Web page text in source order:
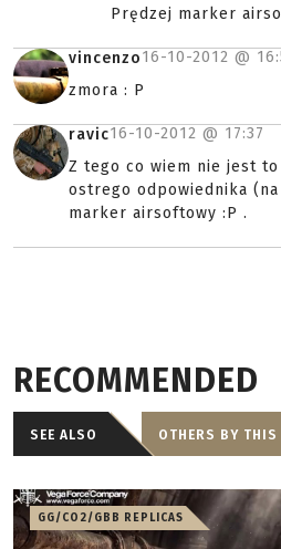
Prędzej marker
vincenzo16-10-2012 @
zmora : P
ravic16-10-2012 @ 17:37
Z tego co wiem nie jest
ostrego odpowiednika (na
marker airsoftowy :P .
RECOMMENDED
SEE ALSO OTHERS BY THIS
GG/CO2/GBB REPLICAS